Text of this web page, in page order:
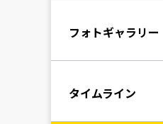
フォトギャラリー
タイムライン